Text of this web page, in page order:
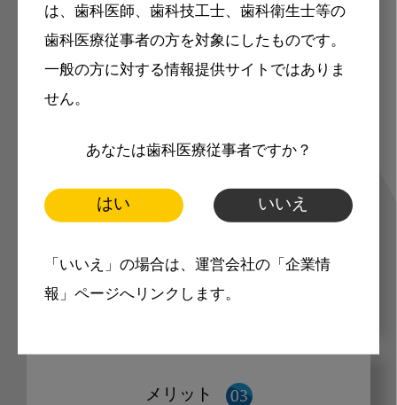
は、歯科医師、歯科技工士、歯科衛生士等の
歯科医療従事者の方を対象にしたものです。
一般の方に対する情報提供サイトではありま
せん。
あなたは歯科医療従事者ですか？
はい いいえ
「いいえ」の場合は、運営会社の「企業情
報」ページへリンクします。
歯科に関するお役立ち情報を
メールマガジンでお届け
ご登録いただいた職種（歯科医師、歯
容のメールマガジンをお届けします。
メリット